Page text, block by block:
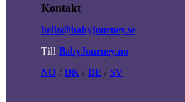
Kontakt
hello@babyjourney.se
Till BabyJourney.no
NO / DK / DE / SV